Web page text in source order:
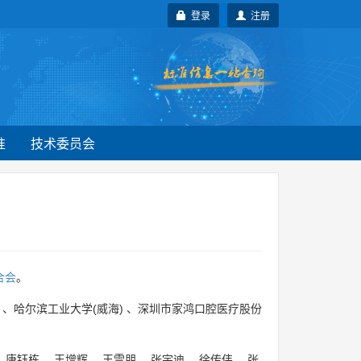
注册
登录
技术委员会
会。
、 哈尔滨工业大学(威海) 、 深圳市家鸿口腔医疗股份